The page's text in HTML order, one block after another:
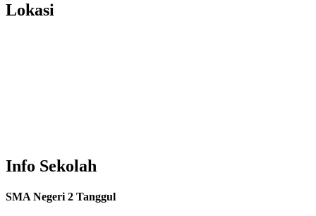
Lokasi
Info Sekolah
SMA Negeri 2 Tanggul